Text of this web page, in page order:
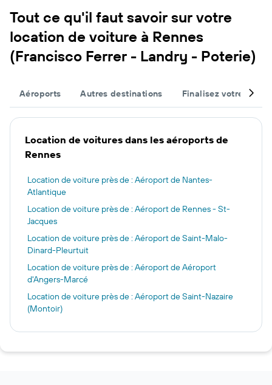
Tout ce qu'il faut savoir sur votre
location de voiture à Rennes
(Francisco Ferrer - Landry - Poterie)
Aéroports Autres destinations Finalisez votre
Location de voitures dans les aéroports de
Rennes
Location de voiture près de : Aéroport de Nantes-
Atlantique
Location de voiture près de : Aéroport de Rennes - St-
Jacques
Location de voiture près de : Aéroport de Saint-Malo-
Dinard-Pleurtuit
Location de voiture près de : Aéroport de Aéroport
d'Angers-Marcé
Location de voiture près de : Aéroport de Saint-Nazaire
(Montoir)